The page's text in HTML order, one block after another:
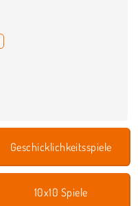
Geschicklichkeitsspiele
10x10 Spiele